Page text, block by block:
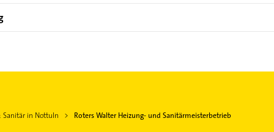
Sanitär in Nottuln
Roters Walter Heizung- und Sanitärmeisterbetrieb